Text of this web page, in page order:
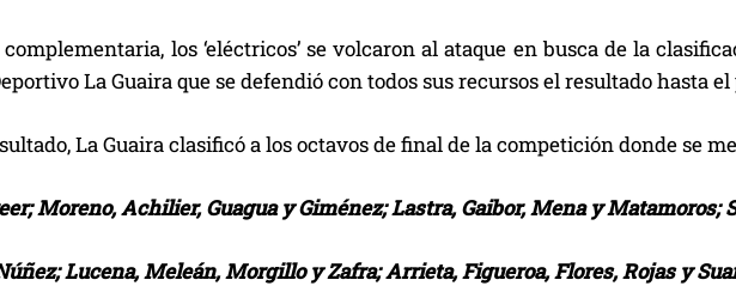
los ‘eléctricos’ se volcaron al ataque en busca de la
La Guaira que se defendió con todos sus recursos el resultado hasta
La Guaira clasificó a los octavos de final de la competición donde se
Moreno, Achilier, Guagua y Giménez; Lastra, Gaibor, Mena y Matamoros;
Lucena, Meleán, Morgillo y Zafra; Arrieta, Figueroa, Flores, Rojas y